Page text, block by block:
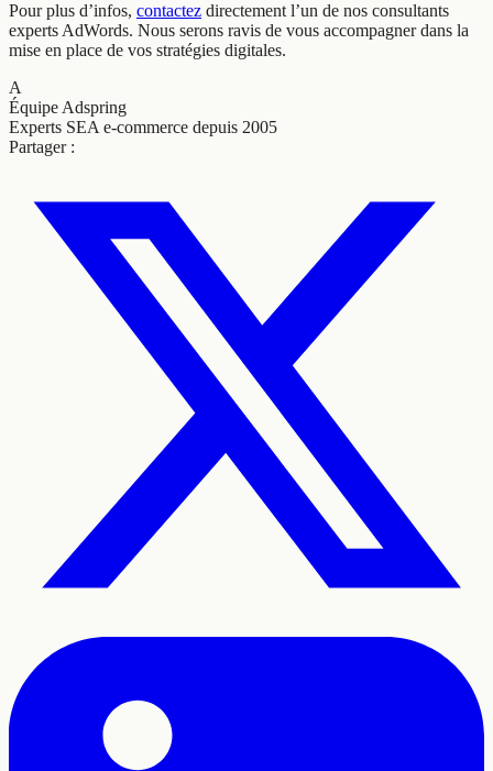
Pour plus d’infos, contactez directement l’un de nos consultants
experts AdWords. Nous serons ravis de vous accompagner dans la
mise en place de vos stratégies digitales.
A
Équipe Adspring
Experts SEA e-commerce depuis 2005
Partager :